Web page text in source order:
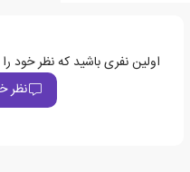
اولین نفری باشید که نظر خود
نظر